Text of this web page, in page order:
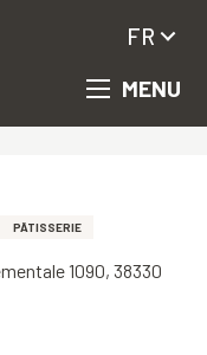
MENU
FR
PÂTISSERIE
1090, 38330